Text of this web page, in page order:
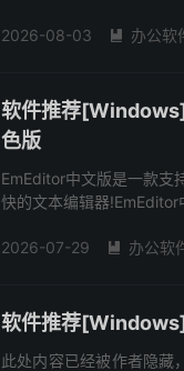
2026-08-03
 办公软
软件推荐
色版
EmEditor中文版是一款支
快的文本编辑器
2026-07-29
 办公软
软件推荐
此处内容已经被作者隐藏